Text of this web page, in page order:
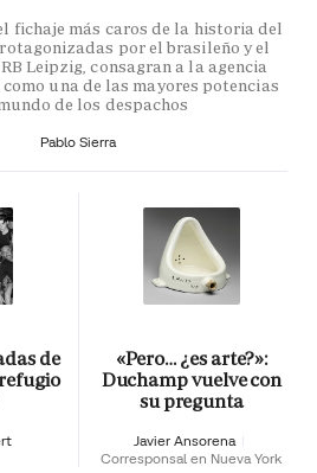
fichaje más caros de la historia del
por el brasileño y el
Leipzig, consagran a la agencia
una de las mayores potencias
de los despachos
Pablo Sierra
de
«Pero… ¿es arte?»:
Duchamp vuelve con
su pregunta
Javier Ansorena
Corresponsal en Nueva York